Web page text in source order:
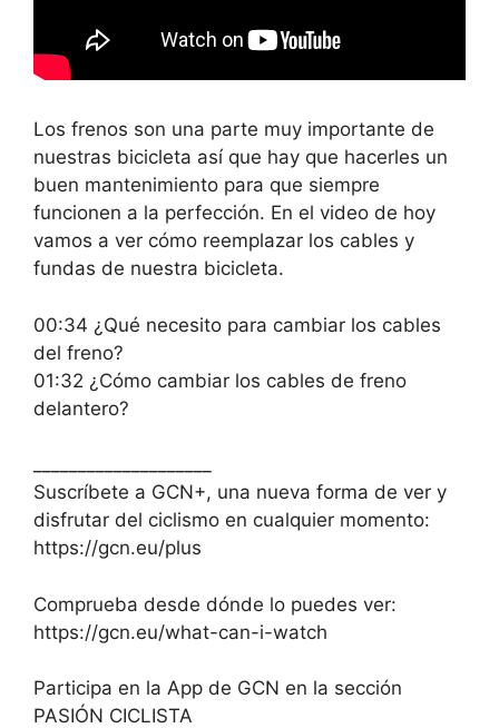
Los frenos son una parte muy importante de
nuestras bicicleta así que hay que hacerles un
buen mantenimiento para que siempre
funcionen a la perfección. En el video de hoy
vamos a ver cómo reemplazar los cables y
fundas de nuestra bicicleta.
00:34 ¿Qué necesito para cambiar los cables
del freno?
01:32 ¿Cómo cambiar los cables de freno
delantero?
Suscríbete a GCN+, una nueva forma de ver y
disfrutar del ciclismo en cualquier momento:
https://gcn.eu/plus
Comprueba desde dónde lo puedes ver:
https://gcn.eu/what-can-i-watch
Participa en la App de GCN en la sección
PASIÓN CICLISTA